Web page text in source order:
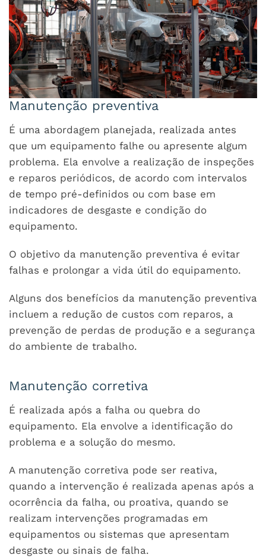
Manutenção preventiva
É uma abordagem planejada, realizada antes
que um equipamento falhe ou apresente algum
problema. Ela envolve a realização de inspeções
e reparos periódicos, de acordo com intervalos
de tempo pré-definidos ou com base em
indicadores de desgaste e condição do
equipamento.
O objetivo da manutenção preventiva é evitar
falhas e prolongar a vida útil do equipamento.
Alguns dos benefícios da manutenção preventiva
incluem a redução de custos com reparos, a
prevenção de perdas de produção e a segurança
do ambiente de trabalho.
Manutenção corretiva
É realizada após a falha ou quebra do
equipamento. Ela envolve a identificação do
problema e a solução do mesmo.
A manutenção corretiva pode ser reativa,
quando a intervenção é realizada apenas após a
ocorrência da falha, ou proativa, quando se
realizam intervenções programadas em
equipamentos ou sistemas que apresentam
desgaste ou sinais de falha.